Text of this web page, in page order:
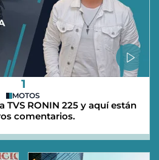
1
MOTOS
TVS RONIN 225 y aquí están
comentarios.